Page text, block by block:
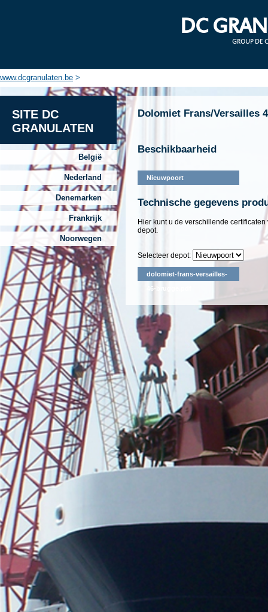
DC
GROUP DE
www.dcgranulaten.be >
SITE DC
GRANULATEN
België
Nederland
Denemarken
Frankrijk
Noorwegen
Dolomiet Frans/Versailles
Beschikbaarheid
Nieuwpoort
Technische gegevens
Hier kunt u de verschillende
depot.
Selecteer depot:
dolomiet-frans-versailles-
46-brugge.pdf